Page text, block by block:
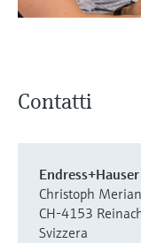
Contatti
Christoph
CH-4153
Svizzera